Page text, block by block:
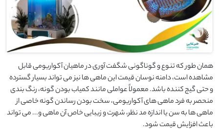
همان طور که تنوع و گوناگونی شگفت آوری در ماهیان آکواریومی قابل
مشاهده است، دامنه نوسان قیمت این ماهی ها نیز می تواند بسیار گسترده
و حتی گیج کننده باشد. معمولاً عواملی مانند کمیاب بودن گونه، رنگ بندی
منحصر به فرد ماهی های آکواریومی، سخت بودن رساندن گونه خاصی از
ماهی ها به سن یا اندازه مد نظر، شهرت و زیبایی خاص آن ماهی و... می تواند
باعث افزایش قیمت شود.